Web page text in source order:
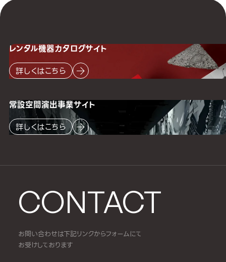
CONTACT
お問い合わせは下記リンクからフォームにて
お受けしております
レンタル機器カタログサイト
詳しくはこちら
常設空間演出事業サイト
詳しくはこちら